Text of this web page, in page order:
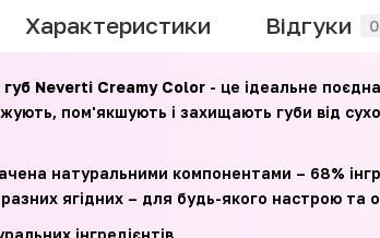
Характеристики Відгуки 0
Neverti Creamy Color - це ідеальне
пом'якшують і захищають губи від
натуральними компонентами – 68%
ягідних – для будь-якого настрою та